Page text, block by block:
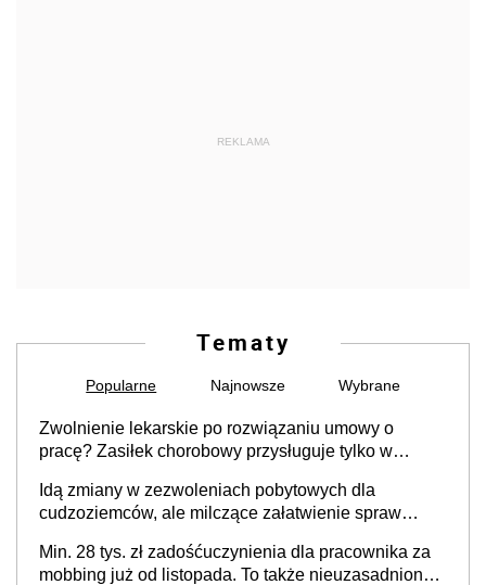
REKLAMA
Tematy
Popularne Najnowsze Wybrane
Zwolnienie lekarskie po rozwiązaniu umowy o
pracę? Zasiłek chorobowy przysługuje tylko w
stosunku pracy
Idą zmiany w zezwoleniach pobytowych dla
cudzoziemców, ale milczące załatwienie spraw
Min. 28 tys. zł zadośćuczynienia dla pracownika za
mobbing już od listopada. To także nieuzasadniona